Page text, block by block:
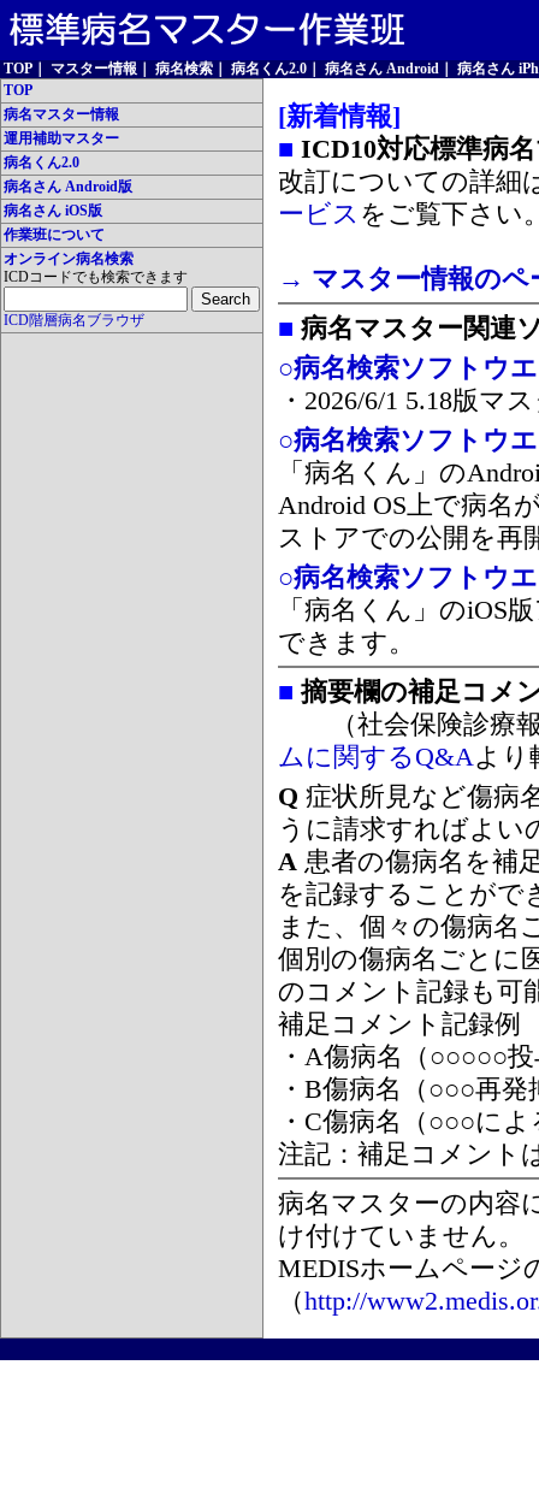
TOP マスター情報 病名検索 病名くん2.0 病名さん Android
病名さん
TOP
病名マスター情報
運用補助マスター
病名くん2.0
病名さん Android版
病名さん iOS版
作業班について
オンライン病名検索
ICDコードでも検索できます
ICD階層病名ブラウザ
[新着情報]
■ ICD10対応標準病
改訂についての詳細
ービス をご覧下さい
→ マスター情報のペ
■ 病名マスター関連
○病名検索ソフトウ
・2026/6/1 5.18版マ
○病名検索ソフトウ
「病名くん」の
Android OS上で病名
ストアでの公開を再
○病名検索ソフトウ
「病名くん」のiOS
できます。
■ 摘要欄の補足コメ
（社会保険診療報
ムに関するQ&Aより
Q 症状所見など傷病
うに請求すればよい
A 患者の傷病名を補
を記録することがで
また、個々の傷病名
個別の傷病名ごとに
のコメント記録も可
補足コメント記録例
・A傷病名（○○○○○
・B傷病名（○○○再
・C傷病名（○○○に
注記：補足コメント
病名マスターの内容
け付けていません。
MEDISホームページ
（http://